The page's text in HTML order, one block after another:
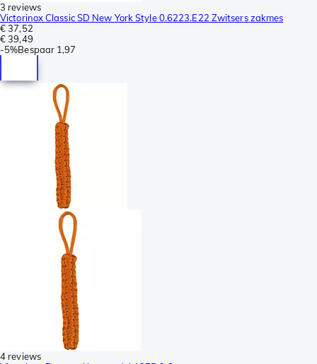
3 reviews
Victorinox Classic SD New York Style 0.6223.E22 Zwitsers zakmes
€ 37,52
€ 39,49
-5%Bespaar 1,97
4 reviews